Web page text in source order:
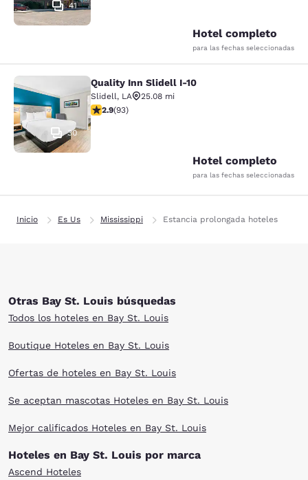
41
Hotel completo
para las fechas seleccionadas
Quality Inn Slidell I-10
30
Quality Inn Slidell I-10
Slidell, LA
25.08 mi
calificación de 2.91 estrellas. Feria. 93 reseñas
2.9(93)
Hotel completo
para las fechas seleccionadas
Inicio Es Us Mississippi Estancia prolongada hoteles
Otras Bay St. Louis búsquedas
Todos los hoteles en Bay St. Louis
Boutique Hoteles en Bay St. Louis
Ofertas de hoteles en Bay St. Louis
Se aceptan mascotas Hoteles en Bay St. Louis
Mejor calificados Hoteles en Bay St. Louis
Hoteles en Bay St. Louis por marca
Ascend Hoteles